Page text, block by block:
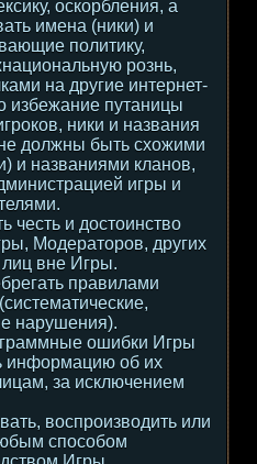
оскорбления, а
имена (ники) и
политику,
рознь,
на другие интернет-
избежание путаницы
ники и названия
должны быть схожими
и названиями кланов,
игры и
честь и достоинство
Модераторов, других
лиц вне Игры.
правилами
нарушения).
ошибки Игры
информацию об их
за исключением
воспроизводить или
способом